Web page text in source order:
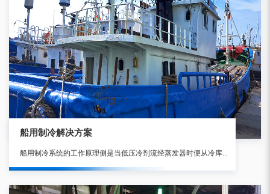
船用制冷解决方案
船用制冷系统的工作原理侧是当低压冷剂流经蒸发器时便从冷库中吸热使库温降低,而冷剂本身汽化成蒸气,在蒸发器出口处即可成为过热蒸气为了使蒸发器中气压能保持较低数值,并能回收冷剂循环使用。